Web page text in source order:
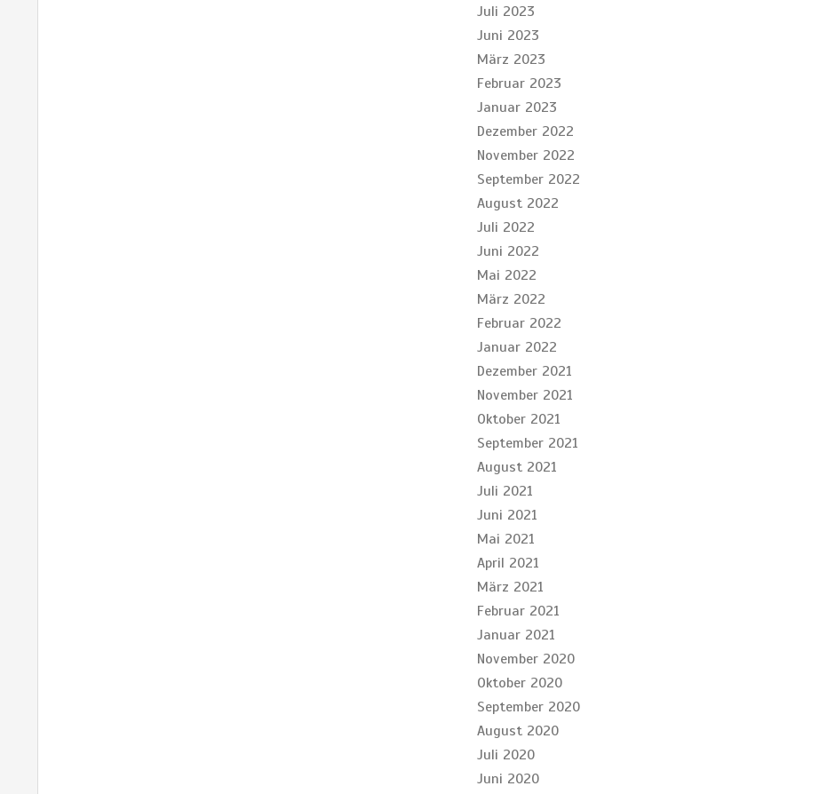
Juli 2023
Juni 2023
März 2023
Februar 2023
Januar 2023
Dezember 2022
November 2022
September 2022
August 2022
Juli 2022
Juni 2022
Mai 2022
März 2022
Februar 2022
Januar 2022
Dezember 2021
November 2021
Oktober 2021
September 2021
August 2021
Juli 2021
Juni 2021
Mai 2021
April 2021
März 2021
Februar 2021
Januar 2021
November 2020
Oktober 2020
September 2020
August 2020
Juli 2020
Juni 2020